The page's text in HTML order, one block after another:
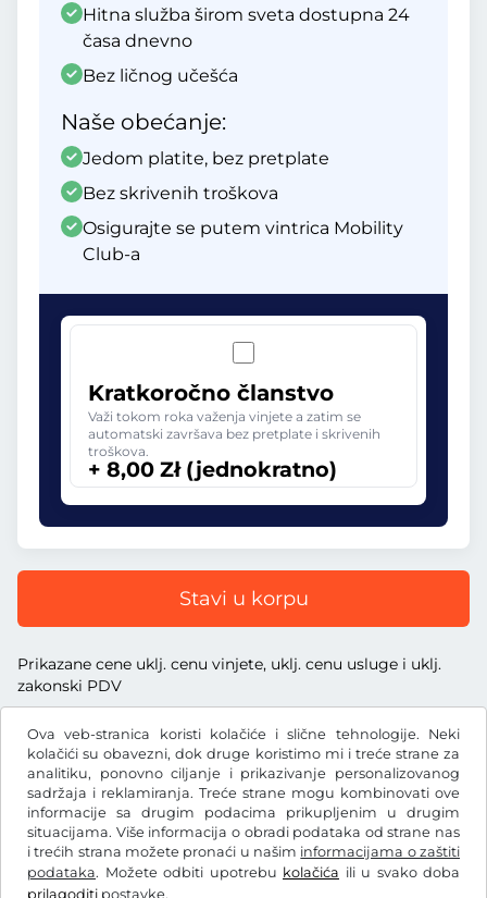
Ova veb-stranica koristi kolačiće i slične tehnologije. Neki
kolačići su obavezni, dok druge koristimo mi i treće strane za
analitiku, ponovno ciljanje i prikazivanje personalizovanog
sadržaja i reklamiranja. Treće strane mogu kombinovati ove
informacije sa drugim podacima prikupljenim u drugim
situacijama. Više informacija o obradi podataka od strane nas
i trećih strana možete pronaći u našim informacijama o zaštiti
podataka. Možete odbiti upotrebu kolačića ili u svako doba
prilagoditi postavke.
Hitna služba širom sveta dostupna 24
časa dnevno
Bez ličnog učešća
Naše obećanje:
Jedom platite, bez pretplate
Bez skrivenih troškova
Osigurajte se putem vintrica Mobility
Club-a
Kratkoročno članstvo
Važi tokom roka važenja vinjete a zatim se
automatski završava bez pretplate i skrivenih
troškova.
+ 8,00 Zł (jednokratno)
Stavi u korpu
Prikazane cene uklj. cenu vinjete, uklj. cenu usluge i uklj.
zakonski PDV
ZłPLN
Facebook Instagram